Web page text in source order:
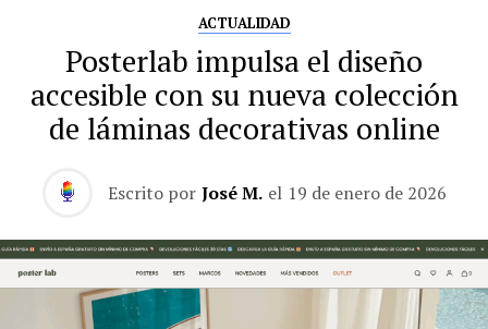
ACTUALIDAD
Posterlab impulsa el diseño
accesible con su nueva colección
de láminas decorativas online
Escrito por José M. el 19 de enero de 2026